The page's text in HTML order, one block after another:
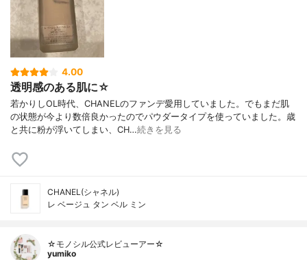
4.00
透明感のある肌に☆
若かりしOL時代、CHANELのファンデ愛用していました。でもまだ肌
の状態が今より数倍良かったのでパウダータイプを使っていました。歳
と共に粉が浮いてしまい、CH…続きを見る
CHANEL(シャネル)
レ ベージュ タン ベル ミン
☆モノシル公式レビューアー☆
yumiko